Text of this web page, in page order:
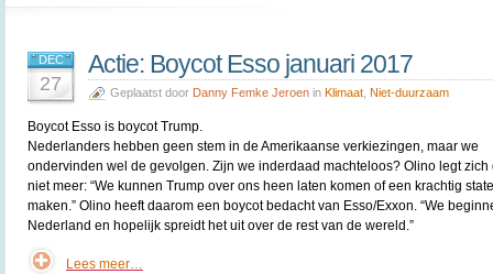
DEC
27
Actie: Boycot Esso januari 2017
Geplaatst door Danny Femke Jeroen in Klimaat Niet-duurzaam
Boycot Esso is boycot Trump.
Nederlanders hebben geen stem in de Amerikaanse verkiezingen, maar we
ondervinden wel de gevolgen. Zijn we inderdaad machteloos? Olino legt zich
niet meer: “We kunnen Trump over ons heen laten komen of een krachtig
maken.” Olino heeft daarom een boycot bedacht van Esso/Exxon. “We
Nederland en hopelijk spreidt het uit over de rest van de wereld.”
Lees meer…